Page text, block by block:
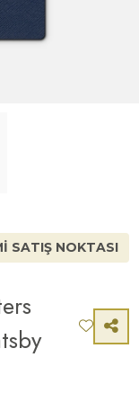
SATIŞ NOKTASI